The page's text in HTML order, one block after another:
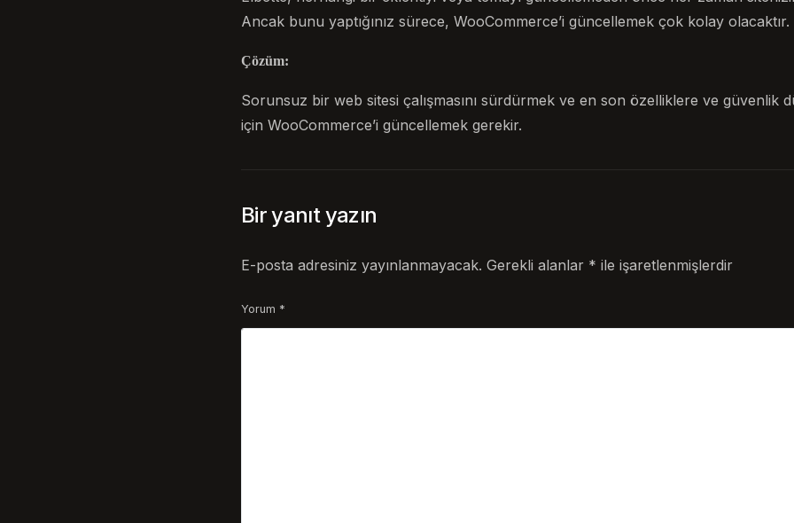
Ancak bunu yaptığınız sürece, WooCommerce’i güncellemek çok kolay olacaktır.
Çözüm:
Sorunsuz bir web sitesi çalışmasını sürdürmek ve en son özelliklere ve güvenlik
için WooCommerce’i güncellemek gerekir.
Bir yanıt yazın
E-posta adresiniz yayınlanmayacak. Gerekli alanlar * ile işaretlenmişlerdir
Yorum *